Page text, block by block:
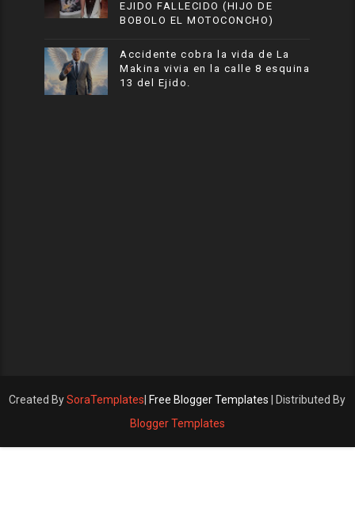
EJIDO FALLECIDO (HIJO DE
BOBOLO EL MOTOCONCHO)
Accidente cobra la vida de La
Makina vivia en la calle 8 esquina
13 del Ejido.
Created BySoraTemplates Free Blogger Templates | Distributed By
Blogger Templates